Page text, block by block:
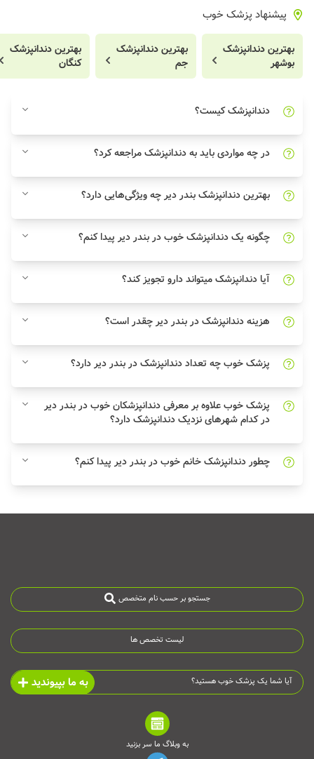
پیشنهاد پزشک خوب
بهترین دندانپزشک
بوشهر
بهترین دندانپزشک
جم
بهترین دندانپزشک
کنگان
دندانپزشک کیست؟
در چه مواردی باید به دندانپزشک مراجعه کرد؟
بهترین دندانپزشک بندر دیر چه ویژگی‌هایی دارد؟
چگونه یک دندانپزشک خوب در بندر دیر پیدا کنم؟
آیا دندانپزشک میتواند دارو تجویز کند؟
هزینه دندانپزشک در بندر دیر چقدر است؟
پزشک خوب چه تعداد دندانپزشک در بندر دیر دارد؟
پزشک خوب علاوه بر معرفی دندانپزشکان خوب در بندر دیر
در کدام شهرهای نزدیک دندانپزشک دارد؟
چطور دندانپزشک خانم خوب در بندر دیر پیدا کنم؟
جستجو بر حسب نام متخصص
لیست تخصص ها
آیا شما یک پزشک خوب هستید؟ به ما بپیوندید
به وبلاگ ما سر بزنید